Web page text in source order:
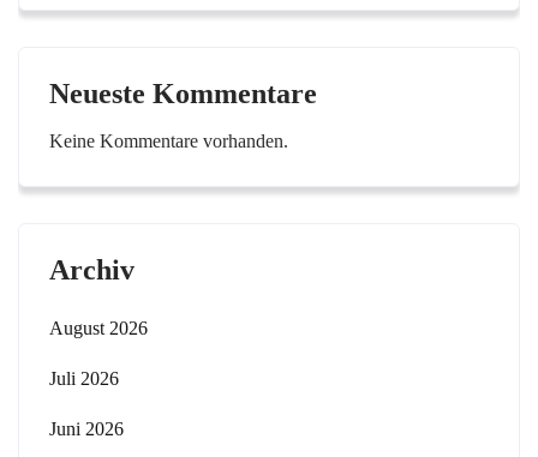
Neueste Kommentare
Keine Kommentare vorhanden.
Archiv
August 2026
Juli 2026
Juni 2026